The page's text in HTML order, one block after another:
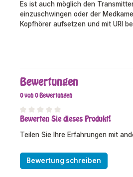
Es ist auch möglich den
einzuschwingen oder der
Kopfhörer aufsetzen und mit URI
Bewertungen
0 von 0 Bewertungen
Durchschnittliche Bewertung von 0
Bewerten Sie dieses Produkt!
Teilen Sie Ihre Erfahrungen mit
Bewertung schreiben